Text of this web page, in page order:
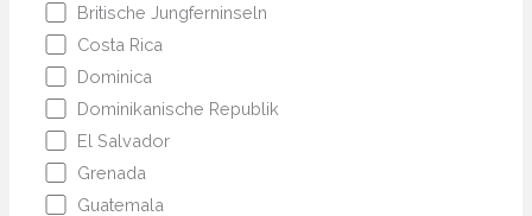
Britische Jungferninseln
Costa Rica
Dominica
Dominikanische Republik
El Salvador
Grenada
Guatemala